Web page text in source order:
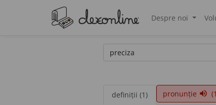
Despre noi
definiții (1) pronunție volume_up